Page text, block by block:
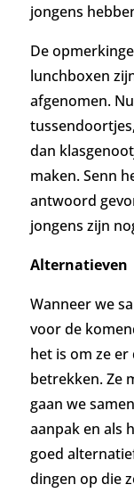
jongens
De
lunchboxen
afgenomen.
dan
maken. Senn
antwoord
jongens zijn
Alternatieven
Wanneer we
voor de
het is om ze
betrekken.Ze
gaan we
aanpak en als
goed
dingen op die